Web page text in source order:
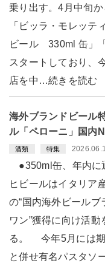
乗り出す。4月中旬
「ビッラ・モレッ
ビール 330ml 缶」
スタートしており、
店を中…続きを読む
海外ブランドビール
ル「ペローニ」国内
酒類 特集
●350ml缶、年内
ヒビールはイタリア
の“国内海外ビールブ
ワン”獲得に向け活動
る。 今年5月には期
と併せ有名パスタソ